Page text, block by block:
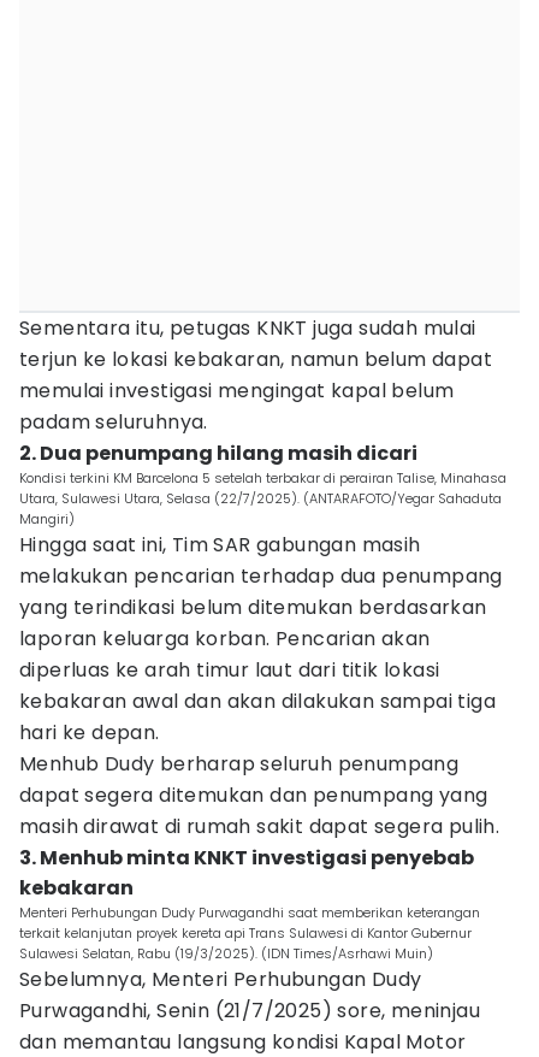
Sementara itu, petugas KNKT juga sudah mulai
terjun ke lokasi kebakaran, namun belum dapat
memulai investigasi mengingat kapal belum
padam seluruhnya.
2. Dua penumpang hilang masih dicari
Kondisi terkini KM Barcelona 5 setelah terbakar di perairan Talise, Minahasa
Utara, Sulawesi Utara, Selasa (22/7/2025). (ANTARAFOTO/Yegar Sahaduta
Mangiri)
Hingga saat ini, Tim SAR gabungan masih
melakukan pencarian terhadap dua penumpang
yang terindikasi belum ditemukan berdasarkan
laporan keluarga korban. Pencarian akan
diperluas ke arah timur laut dari titik lokasi
kebakaran awal dan akan dilakukan sampai tiga
hari ke depan.
Menhub Dudy berharap seluruh penumpang
dapat segera ditemukan dan penumpang yang
masih dirawat di rumah sakit dapat segera pulih.
3. Menhub minta KNKT investigasi penyebab
kebakaran
Menteri Perhubungan Dudy Purwagandhi saat memberikan keterangan
terkait kelanjutan proyek kereta api Trans Sulawesi di Kantor Gubernur
Sulawesi Selatan, Rabu (19/3/2025). (IDN Times/Asrhawi Muin)
Sebelumnya, Menteri Perhubungan Dudy
Purwagandhi, Senin (21/7/2025) sore, meninjau
dan memantau langsung kondisi Kapal Motor